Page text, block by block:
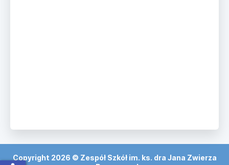
Copyright 2026 © Zespół Szkół im. ks. dra Jana Zwierza